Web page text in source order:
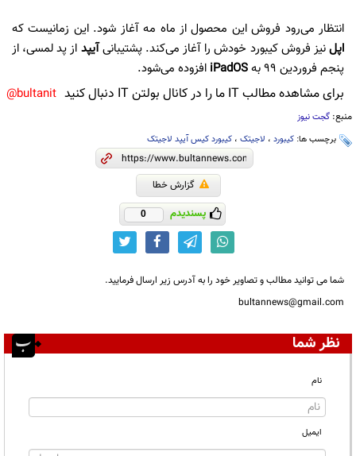
انتظار می‌رود فروش این محصول از ماه مه آغاز شود. این زمانیست که
اپلنیز فروش کیبورد خودش را آغاز می‌کند. پشتیبانیآیپد از پد لمسی، از
پنجم فروردین 99 به
iPadOS افزوده می‌شود.
برای مشاهده مطالب IT ما را در کانال بولتن IT دنبال کنید bultanit@
منبع: گجت نیوز
برچسب ها: کیبورد ، لاجیتک ، کیبورد کیس آیپد لاجیتک
گزارش خطا
پسندیدم 0
شما می توانید مطالب و تصاویر خود را به آدرس زیر ارسال فرمایید.
bultannews@gmail.com
نظر شما
نام
ایمیل